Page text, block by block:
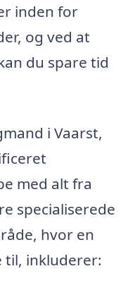
inden for
og ved at
du spare tid
i Vaarst,
med alt fra
specialiserede
hvor en
inkluderer: